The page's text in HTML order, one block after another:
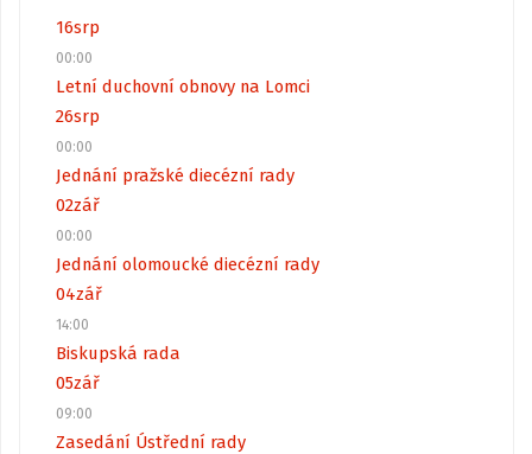
16srp
00:00
Letní duchovní obnovy na Lomci
26srp
00:00
Jednání pražské diecézní rady
02zář
00:00
Jednání olomoucké diecézní rady
04zář
14:00
Biskupská rada
05zář
09:00
Zasedání Ústřední rady